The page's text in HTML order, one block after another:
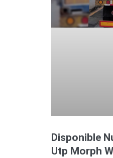
Disponible
Utp Morph